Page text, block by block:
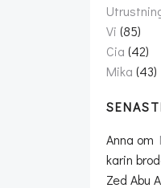
Vi (85)
Cia (42)
Mika (43)
Anna om
karin
Zed Abu